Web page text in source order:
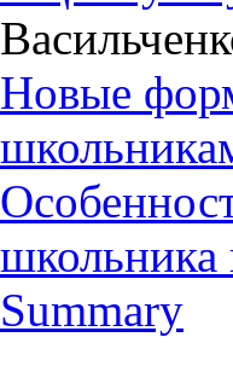
Новые
школьника
Summary